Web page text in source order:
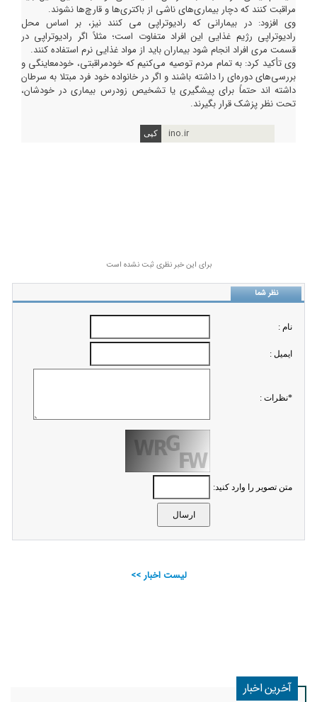
مراقبت کنند که دچار بیماری‌های ناشی از باکتری‌ها و قارچ‌ها نشوند.
وی افزود: در بیمارانی که رادیوتراپی می کنند نیز، بر اساس محل
رادیوتراپی رژیم غذایی این افراد متفاوت است؛ مثلاً اگر رادیوتراپی در
قسمت مری افراد انجام شود بیماران باید از مواد غذایی نرم استفاده کنند.
وی تأکید کرد: به تمام مردم توصیه می‌کنیم که خودمراقبتی، خودمعاینگی و
بررسی‌های دوره‌ای را داشته باشند و اگر در خانواده خود فرد مبتلا به سرطان
داشته اند حتماً برای پیشگیری یا تشخیص زودرس بیماری در خودشان،
تحت نظر پزشک قرار بگیرند.
ino.ir
برای این خبر نظری ثبت نشده است
نظر شما
نام :
ايميل :
*نظرات :
متن تصویر را وارد کنید:
لیست اخبار >>
آخرین اخبار